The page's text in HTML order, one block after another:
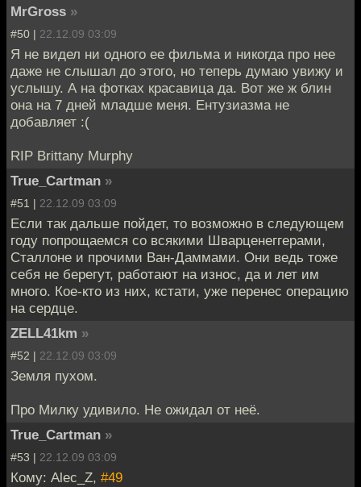
MrGross »
#50 | 22.12.09 03:09
Я не видел ни одного ее фильма и никогда про нее
даже не слышал до этого, но теперь думаю увижу и
услышу. А на фотках красавица да. Вот же ж блин
она на 7 дней младше меня. Ентузиазма не
добавляет :(
RIP Brittany Murphy
True_Cartman »
#51 | 22.12.09 03:09
Если так дальше пойдет, то возможно в следующем
году попрощаемся со всякими Шварценеггерами,
Сталлоне и прочими Ван-Даммами. Они ведь тоже
себя не берегут, работают на износ, да и лет им
много. Кое-кто из них, кстати, уже перенес операцию
на сердце.
ZELL41km »
#52 | 22.12.09 03:09
Земля пухом.
Про Милку удивило. Не ожидал от неё.
True_Cartman »
#53 | 22.12.09 03:09
Кому: Alec_Z, #49